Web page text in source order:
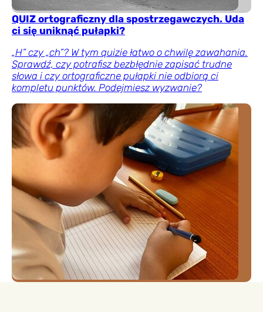
QUIZ ortograficzny dla spostrzegawczych. Uda
ci się uniknąć pułapki?
„H” czy „ch”? W tym quizie łatwo o chwilę zawahania.
Sprawdź, czy potrafisz bezbłędnie zapisać trudne
słowa i czy ortograficzne pułapki nie odbiorą ci
kompletu punktów. Podejmiesz wyzwanie?